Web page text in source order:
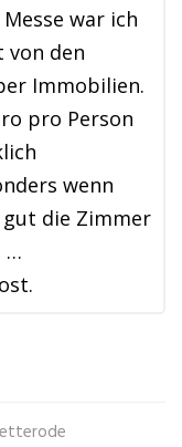
war ich
von den
Immobilien.
pro Person
wenn
die Zimmer
…